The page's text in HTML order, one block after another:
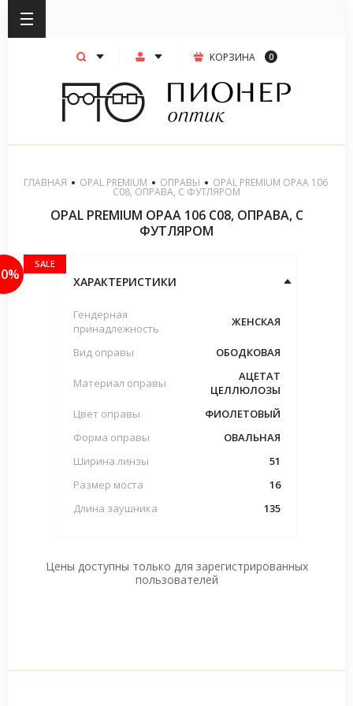
КОРЗИНА 0
ГЛАВНАЯ OPAL PREMIUM ОПРАВЫ
  OPAL PREMIUM OPAA 106
C08, ОПРАВА, С ФУТЛЯРОМ
OPAL PREMIUM OPAA 106 C08, ОПРАВА, С
ФУТЛЯРОМ
SALE
Гендерная
принадлежность
ЖЕНСКАЯ
Вид оправы ОБОДКОВАЯ
Материал оправы
АЦЕТАТ
ЦЕЛЛЮЛОЗЫ
Цвет оправы
ФИОЛЕТОВЫЙ
Форма оправы
ОВАЛЬНАЯ
Ширина линзы
51
Размер моста
16
Длина заушника
135
ХАРАКТЕРИСТИКИ
Цены доступны только для зарегистрированных
пользователей